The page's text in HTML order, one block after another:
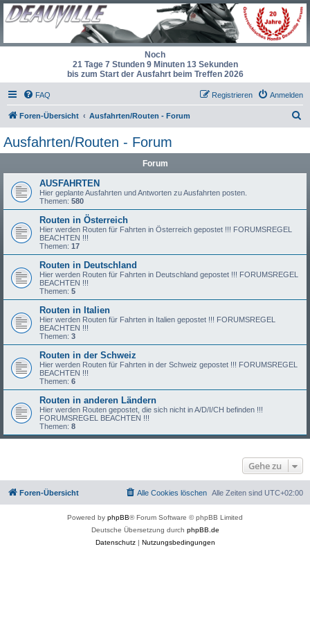
Noch
21 Tage 7 Stunden 9 Minuten 13 Sekunden
bis zum Start der Ausfahrt beim Treffen 2026
FAQ Anmelden
Registrieren
Foren-Übersicht Ausfahrten/Routen - Forum
Ausfahrten/Routen - Forum
Forum
AUSFAHRTEN
Hier geplante Ausfahrten und Antworten zu Ausfahrten posten.
Themen: 580
Routen in Österreich
Hier werden Routen für Fahrten in Österreich gepostet !!! FORUMSREGEL
BEACHTEN !!!
Themen: 17
Routen in Deutschland
Hier werden Routen für Fahrten in Deutschland gepostet !!! FORUMSREGEL
BEACHTEN !!!
Themen: 5
Routen in Italien
Hier werden Routen für Fahrten in Italien gepostet !!! FORUMSREGEL
BEACHTEN !!!
Themen: 3
Routen in der Schweiz
Hier werden Routen für Fahrten in der Schweiz gepostet !!! FORUMSREGEL
BEACHTEN !!!
Themen: 6
Routen in anderen Ländern
Hier werden Routen gepostet, die sich nicht in A/D/I/CH befinden !!!
FORUMSREGEL BEACHTEN !!!
Themen: 8
Gehe zu
Foren-Übersicht Alle Zeiten sind UTC+02:00
Alle Cookies löschen
Powered by phpBB® Forum Software © phpBB Limited
Deutsche Übersetzung durch phpBB.de
Datenschutz| Nutzungsbedingungen